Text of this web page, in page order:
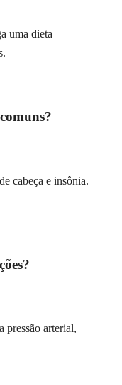
uma dieta
cabeça e insônia.
pressão arterial,